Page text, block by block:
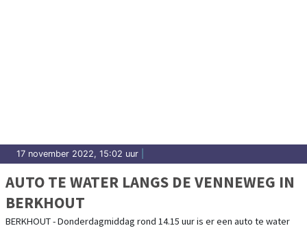
17 november 2022, 15:02 uur
AUTO TE WATER LANGS DE VENNEWEG IN
BERKHOUT
BERKHOUT - Donderdagmiddag rond 14.15 uur is er een auto te water